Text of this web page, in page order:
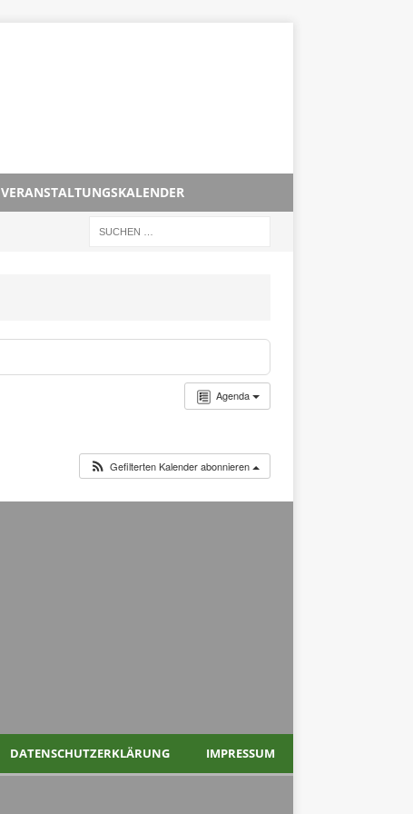
VERANSTALTUNGSKALENDER
Agenda
Gefilterten Kalender abonnieren
DATENSCHUTZERKLÄRUNG IMPRESSUM